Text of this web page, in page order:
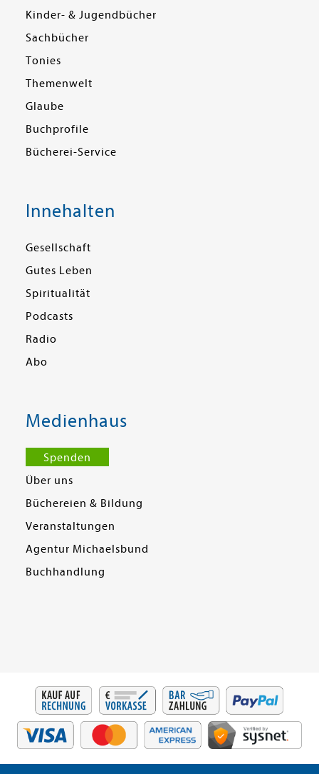
Kinder- & Jugendbücher
Sachbücher
Tonies
Themenwelt
Glaube
Buchprofile
Bücherei-Service
Innehalten
Gesellschaft
Gutes Leben
Spiritualität
Podcasts
Radio
Abo
Medienhaus
Spenden
Über uns
Büchereien & Bildung
Veranstaltungen
Agentur Michaelsbund
Buchhandlung